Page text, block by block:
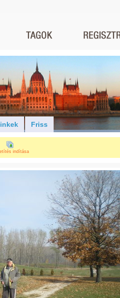
Friss
indítása